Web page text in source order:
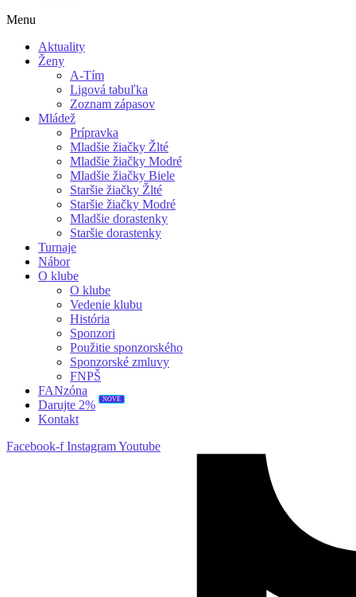
Menu
Aktuality
Ženy
A-Tím
Ligová tabuľka
Zoznam zápasov
Mládež
Prípravka
Mladšie žiačky Žlté
Mladšie žiačky Modré
Mladšie žiačky Biele
Staršie žiačky Žlté
Staršie žiačky Modré
Mladšie dorastenky
Staršie dorastenky
Turnaje
Nábor
O klube
O klube
Vedenie klubu
História
Sponzori
Použitie sponzorského
Sponzorské zmluvy
FNPŠ
FANzóna
Darujte 2%
NOVÉ
Kontakt
Facebook-f InstagramYoutube